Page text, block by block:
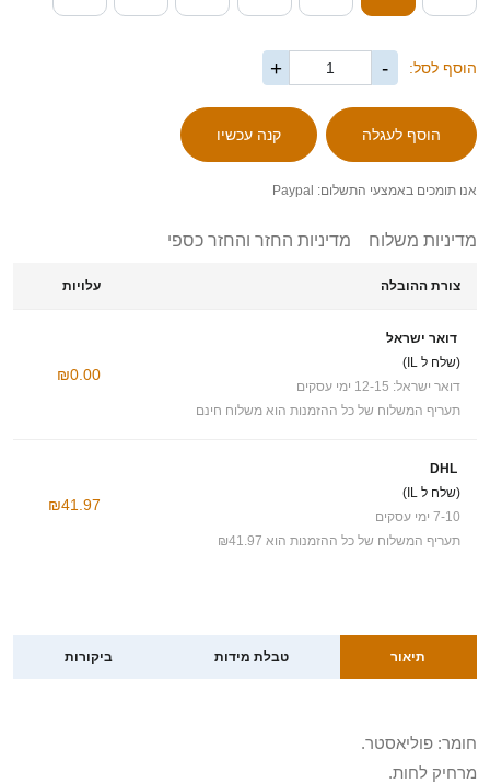
הוסף לסל: -
+
אנו תומכים באמצעי התשלום: Paypal
מדיניות משלוח מדיניות החזר והחזר כספי
צורת ההובלה עלויות
דואר ישראל
(שלח ל IL)
דואר ישראל: 12-15 ימי עסקים
תעריף המשלוח של כל ההזמנות הוא משלוח חינם
₪0.00
DHL
(שלח ל IL)
7-10 ימי עסקים
תעריף המשלוח של כל ההזמנות הוא ₪41.97
₪41.97
תיאור טבלת מידות ביקורות
חומר: פוליאסטר.
מרחיק לחות.